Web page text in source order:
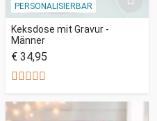
PERSONALISIERBAR
Keksdose mit Gravur -
Männer
€ 34,95